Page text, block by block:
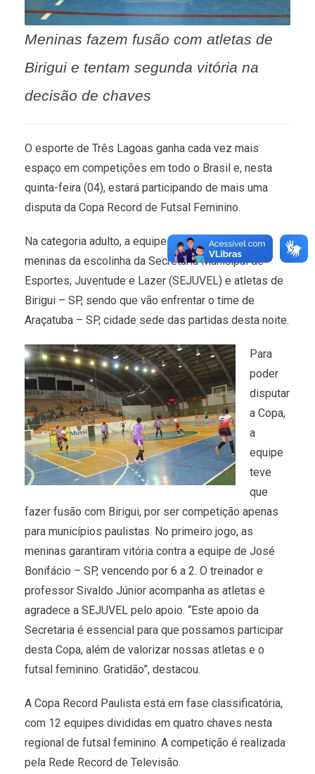
Meninas fazem fusão com atletas de
Birigui e tentam segunda vitória na
decisão de chaves
O esporte de Três Lagoas ganha cada vez mais
espaço em competições em todo o Brasil e, nesta
quinta-feira (04), estará participando de mais uma
disputa da Copa Record de Futsal Feminino.
Na categoria adulto, a equipe é composta pelas
meninas da escolinha da Secretaria Municipal de
Esportes, Juventude e Lazer (SEJUVEL) e atletas de
Birigui – SP, sendo que vão enfrentar o time de
Araçatuba – SP, cidade sede das partidas desta noite.
Para
poder
disputar
a Copa,
a
equipe
teve
que
fazer fusão com Birigui, por ser competição apenas
para municípios paulistas. No primeiro jogo, as
meninas garantiram vitória contra a equipe de José
Bonifácio – SP, vencendo por 6 a 2. O treinador e
professor Sivaldo Júnior acompanha as atletas e
agradece a SEJUVEL pelo apoio. “Este apoio da
Secretaria é essencial para que possamos participar
desta Copa, além de valorizar nossas atletas e o
futsal feminino. Gratidão”, destacou.
A Copa Record Paulista está em fase classificatória,
com 12 equipes divididas em quatro chaves nesta
regional de futsal feminino. A competição é realizada
pela Rede Record de Televisão.